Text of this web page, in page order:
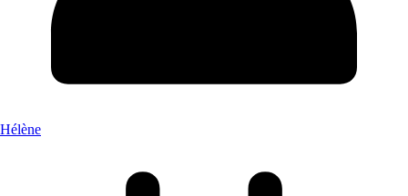
Hélène